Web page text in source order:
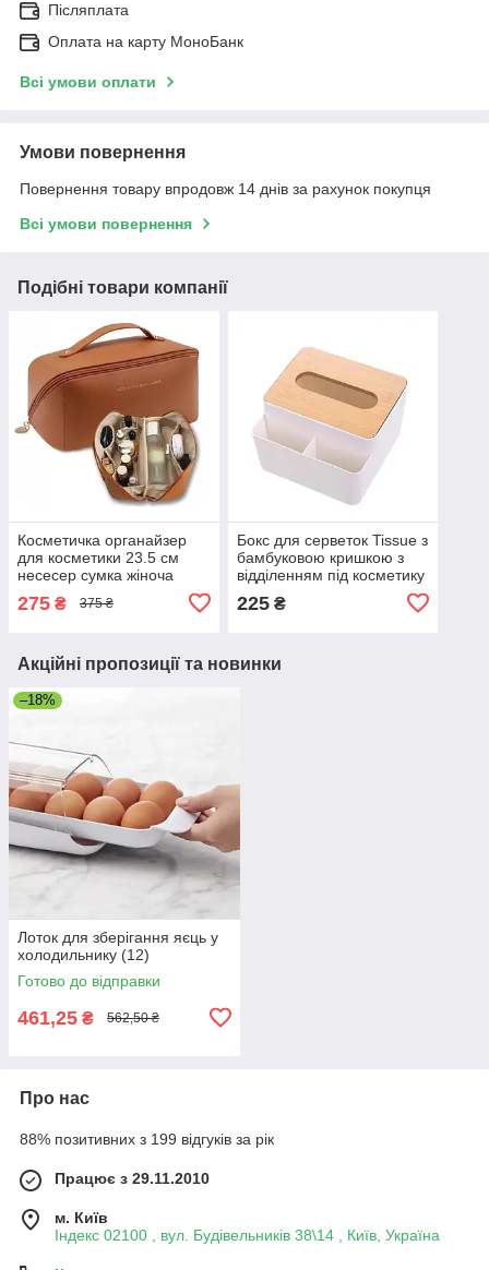
Післяплата
Оплата на карту МоноБанк
Всі умови оплати
Умови повернення
Повернення товару впродовж 14 днів за рахунок покупця
Всі умови повернення
Подібні товари компанії
Косметичка органайзер
для косметики 23.5 см
несесер сумка жіноча
жіноча на блискавці
275 ₴ 375 ₴
Бокс для серветок Tissue з
бамбуковою кришкою з
відділенням під косметику
225₴
Акційні пропозиції та новинки
–18%
Лоток для зберігання яєць у
холодильнику (12)
Готово до відправки
461,25 ₴ 562,50 ₴
Про нас
88% позитивних з 199 відгуків за рік
Працює з 29.11.2010
м. Київ
Індекс 02100 , вул. Будівельників 38\14 , Київ, Україна